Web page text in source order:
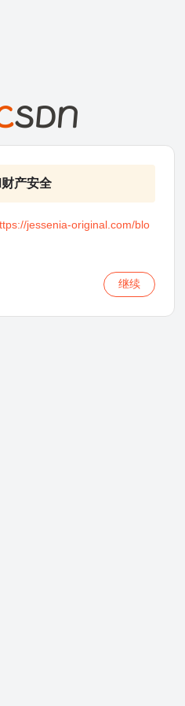
产安全
jessenia-original.com/blo
继续